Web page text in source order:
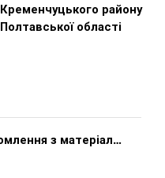
Кременчуцького району
Полтавської області
Заява про ознайомлення з матеріалами виконавчого провадження (зразок, шаблон 2025 року)